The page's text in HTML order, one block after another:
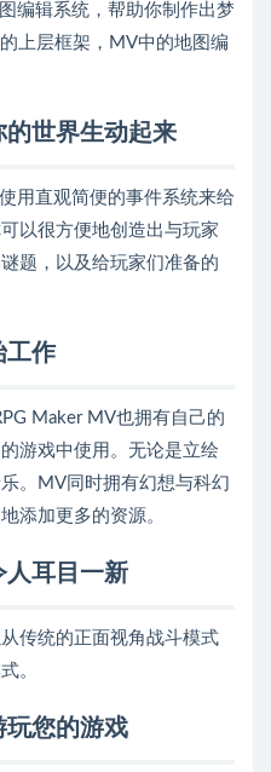
编辑系统，帮助你制作出梦
上层框架，MV中的地图编
世界生动起来
用直观简便的事件系统来给
以很方便地创造出与玩家
题，以及给玩家们准备的
工作
Maker MV也拥有自己的
游戏中使用。无论是立绘
。MV同时拥有幻想与科幻
添加更多的资源。
人耳目一新
传统的正面视角战斗模式
。
玩您的游戏